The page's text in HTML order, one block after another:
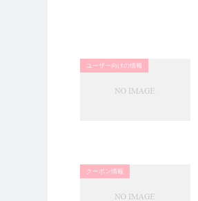
ユーザー向けの情報
クーポン情報